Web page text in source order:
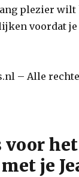
plezier wilt
voordat
– Alle
voor
je